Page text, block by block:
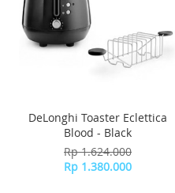
DeLonghi Toaster Eclettica
Blood - Black
Rp 1.624.000
Rp 1.380.000